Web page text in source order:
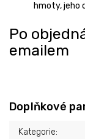
hmoty, jeho
Po
emailem
Doplňkové
Kategorie: